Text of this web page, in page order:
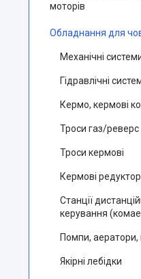
моторів
Обладнання для
Механічні
Гідравлічні
Кермо, кермові
Троси газ/реверс
Троси кермові
Кермові
Станції
керування
Помпи,
Якірні лебідки